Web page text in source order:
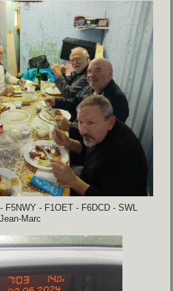
F5NWY - F1OET - F6DCD - SWL
Jean-Marc